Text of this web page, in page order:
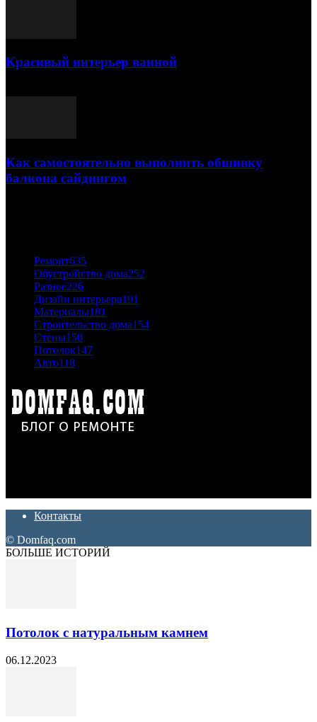
Красивый интерьер ванной
Как самостоятельно выполнить обшивку
балкона сайдингом
Ремонт635
Обустройство дома252
Разное226
Дизайн интерьера191
Материалы181
Строительство дома154
Стены150
Потолок147
Авто118
Контакты
© Domfaq.com
БОЛЬШЕ ИСТОРИЙ
Потолок с натуральным камнем
06.12.2023